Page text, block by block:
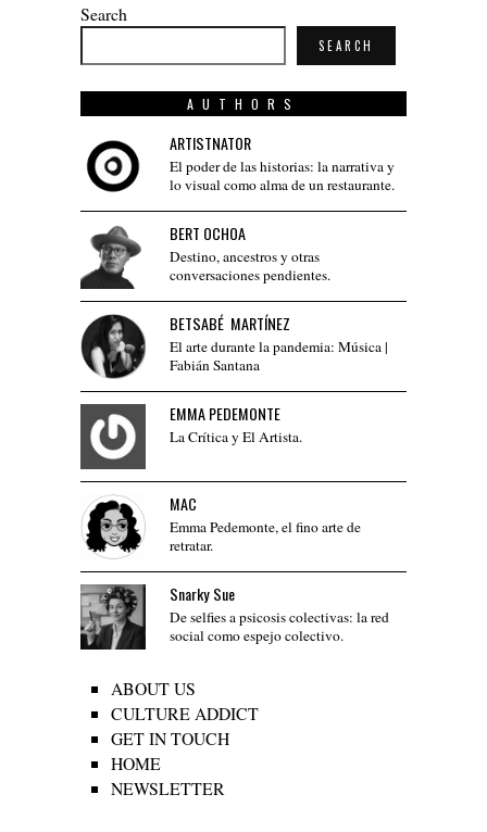
Search
SEARCH
AUTHORS
ARTISTNATOR
El poder de las historias: la narrativa y
lo visual como alma de un restaurante.
BERT OCHOA
Destino, ancestros y otras
conversaciones pendientes.
BETSABÉ MARTÍNEZ
El arte durante la pandemia: Música |
Fabián Santana
EMMA PEDEMONTE
La Crítica y El Artista.
MAC
Emma Pedemonte, el fino arte de
retratar.
Snarky Sue
De selfies a psicosis colectivas: la red
social como espejo colectivo.
ABOUT US
CULTURE ADDICT
GET IN TOUCH
HOME
NEWSLETTER